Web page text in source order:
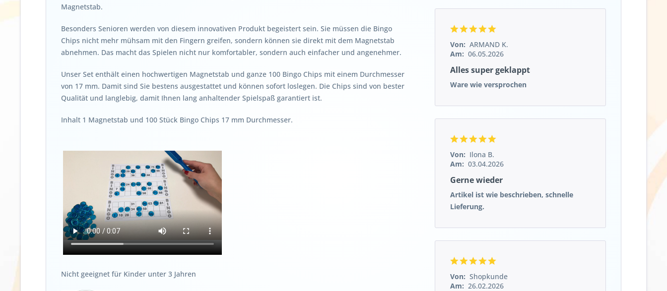
Magnetstab.
Besonders Senioren werden von diesem innovativen Produkt begeistert sein. Sie müssen die Bingo
Chips nicht mehr mühsam mit den Fingern greifen, sondern können sie direkt mit dem Magnetstab
abnehmen. Das macht das Spielen nicht nur komfortabler, sondern auch einfacher und angenehmer.
Unser Set enthält einen hochwertigen Magnetstab und ganze 100 Bingo Chips mit einem Durchmesser
von 17 mm. Damit sind Sie bestens ausgestattet und können sofort loslegen. Die Chips sind von bester
Qualität und langlebig, damit Ihnen lang anhaltender Spielspaß garantiert ist.
Inhalt 1 Magnetstab und 100 Stück Bingo Chips 17 mm Durchmesser.
Nicht geeignet für Kinder unter 3 Jahren
Von: ARMAND K.
Am: 06.05.2026
Alles super geklappt
Ware wie versprochen
Von: Ilona B.
Am: 03.04.2026
Gerne wieder
Artikel ist wie beschrieben, schnelle
Lieferung.
Von: Shopkunde
Am: 26.02.2026